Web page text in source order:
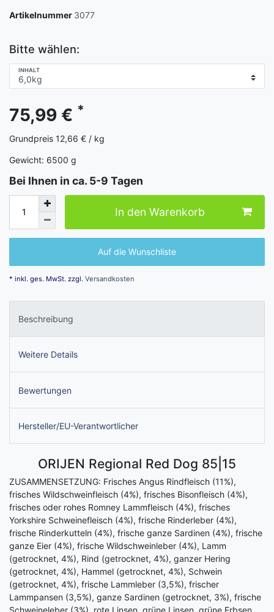
Artikelnummer 3077
Bitte wählen:
INHALT
75,99 € *
Grundpreis 12,66 € / kg
Gewicht: 6500 g
Bei Ihnen in ca. 5-9 Tagen
In den Warenkorb
Auf die Wunschliste
* inkl. ges. MwSt. zzgl. Versandkosten
Beschreibung
Weitere Details
Bewertungen
Hersteller/EU-Verantwortlicher
ORIJEN Regional Red Dog 85|15
ZUSAMMENSETZUNG: Frisches Angus Rindfleisch (11%),
frisches Wildschweinfleisch (4%), frisches Bisonfleisch (4%),
frisches oder rohes Romney Lammfleisch (4%), frisches
Yorkshire Schweinefleisch (4%), frische Rinderleber (4%),
frische Rinderkutteln (4%), frische ganze Sardinen (4%), frische
ganze Eier (4%), frische Wildschweinleber (4%), Lamm
(getrocknet, 4%), Rind (getrocknet, 4%), ganzer Hering
(getrocknet, 4%), Hammel (getrocknet, 4%), Schwein
(getrocknet, 4%), frische Lammleber (3,5%), frischer
Lammpansen (3,5%), ganze Sardinen (getrocknet, 3%), frische
Schweineleber (3%), rote Linsen, grüne Linsen, grüne Erbsen,